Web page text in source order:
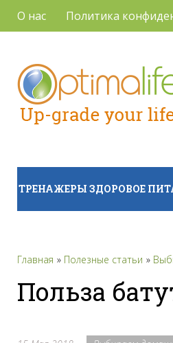
О нас Политика
ТРЕНАЖЕРЫ ЗДОРОВОЕ
Главная Полезные статьи
Польза